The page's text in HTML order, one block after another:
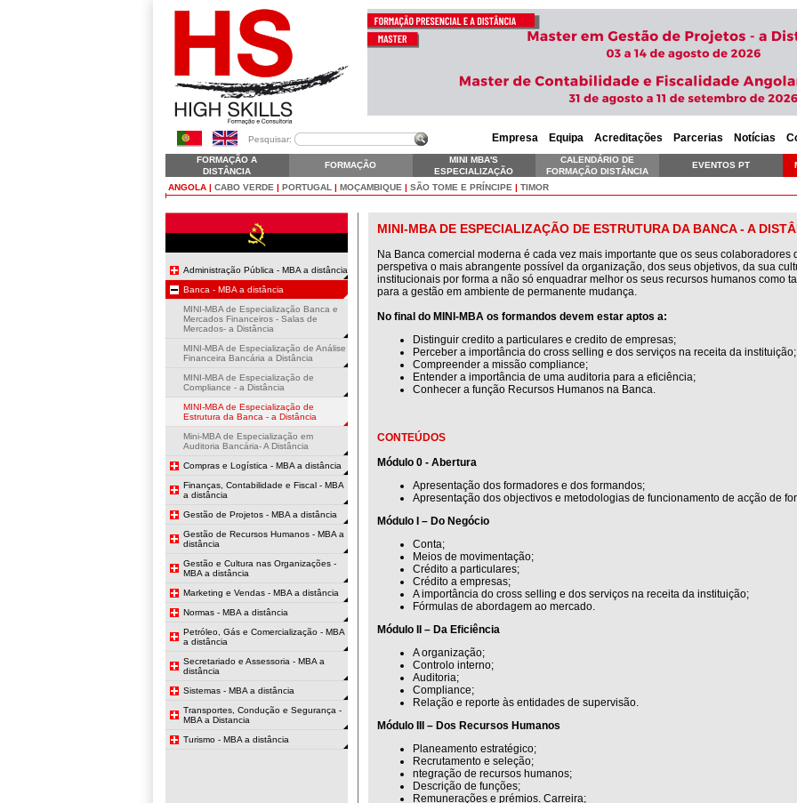
Pesquisar: Empresa Equipa Acreditações Parcerias Notícias
FORMAÇÃO A
DISTÂNCIA
FORMAÇÃO
MINI MBA'S
ESPECIALIZAÇÃO
SKILLS EXECUTIVE
CALENDÁRIO DE
FORMAÇÃO DISTÂNCIA
EVENTOS PT
ANGOLA | CABO VERDE | PORTUGAL | MOÇAMBIQUE | SÃO TOME E PRÍNCIPE | TIMOR
Administração Pública - MBA a distância
Banca - MBA a distância
MINI-MBA de Especialização Banca e
Mercados Financeiros - Salas de
Mercados- a Distância
MINI-MBA de Especialização de Análise
Financeira Bancária a Distância
MINI-MBA de Especialização de
Compliance - a Distância
MINI-MBA de Especialização de
Estrutura da Banca - a Distância
Mini-MBA de Especialização em
Auditoria Bancária- A Distância
Compras e Logística - MBA a distância
Finanças, Contabilidade e Fiscal - MBA
a distância
Gestão de Projetos - MBA a distância
Gestão de Recursos Humanos - MBA a
distância
Gestão e Cultura nas Organizações -
MBA a distância
Marketing e Vendas - MBA a distância
Normas - MBA a distância
Petróleo, Gás e Comercialização - MBA
a distância
Secretariado e Assessoria - MBA a
distância
Sistemas - MBA a distância
Transportes, Condução e Segurança -
MBA a Distancia
Turismo - MBA a distância
MINI-MBA DE ESPECIALIZAÇÃO DE ESTRUTURA DA BANCA - A
Na Banca comercial moderna é cada vez mais importante que os seus
perspetiva o mais abrangente possível da organização, dos seus objetivos, da sua
institucionais por forma a não só enquadrar melhor os seus recursos humanos como
para a gestão em ambiente de permanente mudança.
No final do MINI-MBA os formandos devem estar aptos a:
Distinguir credito a particulares e credito de empresas;
Perceber a importância do cross selling e dos serviços na receita da instituição;
Compreender a missão compliance;
Entender a importância de uma auditoria para a eficiência;
Conhecer a função Recursos Humanos na Banca.
CONTEÚDOS
Módulo 0 - Abertura
Apresentação dos formadores e dos formandos;
Apresentação dos objectivos e metodologias de funcionamento de acção de
Módulo I – Do Negócio
Conta;
Meios de movimentação;
Crédito a particulares;
Crédito a empresas;
A importância do cross selling e dos serviços na receita da instituição;
Fórmulas de abordagem ao mercado.
Módulo II – Da Eficiência
A organização;
Controlo interno;
Auditoria;
Compliance;
Relação e reporte às entidades de supervisão.
Módulo III – Dos Recursos Humanos
Planeamento estratégico;
Recrutamento e seleção;
ntegração de recursos humanos;
Descrição de funções;
Remunerações e prémios. Carreira;